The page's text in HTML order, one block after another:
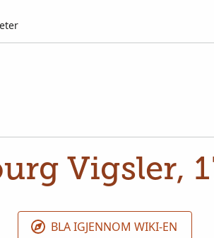
Vigsler,
BLA IGJENNOM WIKI-EN